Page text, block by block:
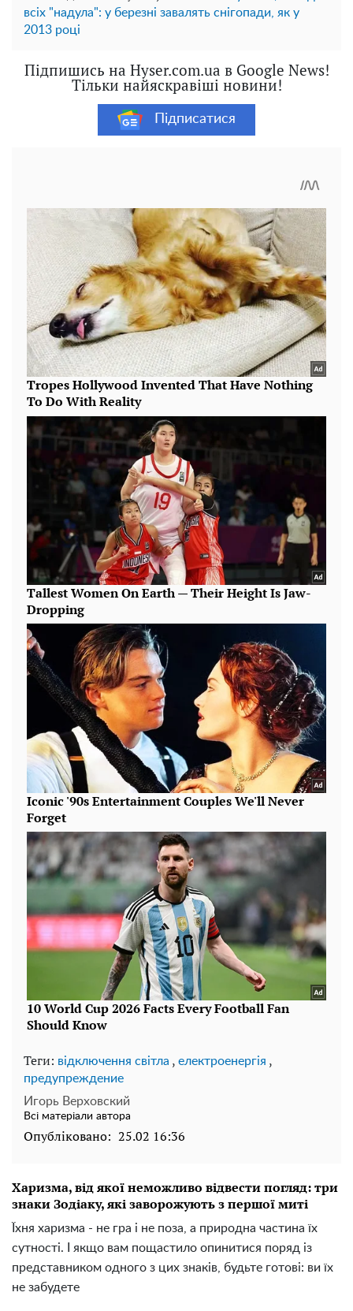
всіх "надула": у березні завалять снігопади, як у
2013 році
Підпишись на Hyser.com.ua в Google News!
Тільки найяскравіші новини!
Підписатися
Теги: відключення світла , електроенергія ,
предупреждение
Игорь Верховский
Всі матеріали автора
Опубліковано: 25.02 16:36
Харизма, від якої неможливо відвести погляд: три
знаки Зодіаку, які заворожують з першої миті
Їхня харизма - не гра і не поза, а природна частина їх
сутності. І якщо вам пощастило опинитися поряд із
представником одного з цих знаків, будьте готові: ви їх
не забудете